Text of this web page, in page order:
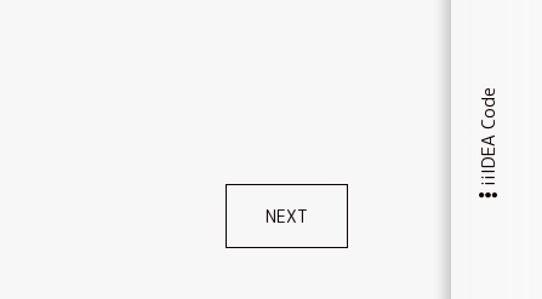
iiIDEA Code
NEXT